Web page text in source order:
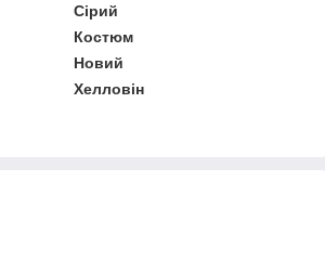
Сірий
Костюм
Новий
Хелловін